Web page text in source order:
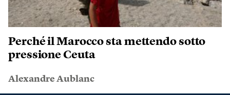
Perché il Marocco sta mettendo sotto
pressione Ceuta
Alexandre Aublanc